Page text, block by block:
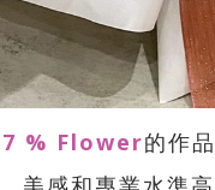
7 % Flower的作